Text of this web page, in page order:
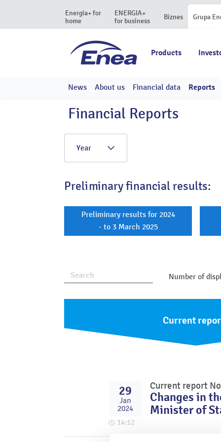
Energia+ for
home
ENERGIA+
for business
Biznes Grupa
Products
News About us Financial data Reports
Financial Reports
Year
Preliminary financial results:
Preliminary results for 2024
- to 3 March 2025
Number of
Current
29
Jan
2024
14:12
Current report
Changes in
Minister of